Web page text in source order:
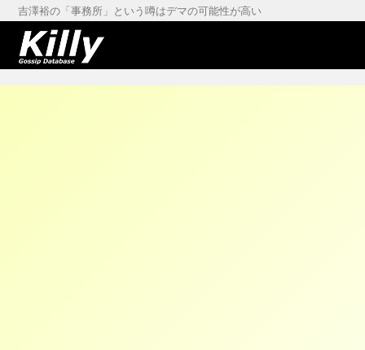
吉澤裕の「事務所」という噂はデマの可能性が高い